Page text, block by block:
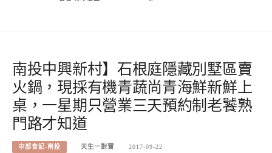
南投中興新村】石根庭隱藏別墅區賣
火鍋，現採有機青蔬尚青海鮮新鮮上
桌，一星期只營業三天預約制老饕熟
門路才知道
中部食記-南投 天生一對寶 2017-09-22